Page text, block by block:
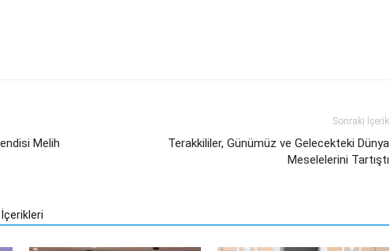
Melih
Sonraki İçerik
Terakkililer, Günümüz ve Gelecekteki Dünya
Meselelerini Tartıştı
İçerikleri